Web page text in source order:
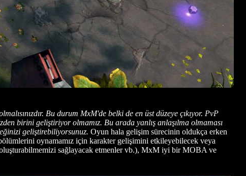
Bu durum MxM'de belki de en üst düzeye çıkıyor. PvP
birini geliştiriyor olmamız. Bu arada yanlış anlaşılma olmaması
geliştirebiliyorsunuz. Oyun hala gelişim sürecinin oldukça erken
oynamamız için karakter gelişimini etkileyebilecek veya
sağlayacak etmenler vb.), MxM iyi bir MOBA ve